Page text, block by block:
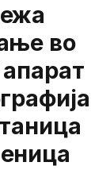
во